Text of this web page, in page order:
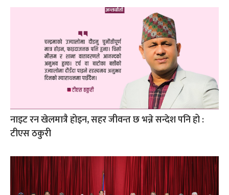
नाइट रन खेलमात्रै होइन, सहर जीवन्त छ भन्ने सन्देश पनि हो :
टीएस ठकुरी